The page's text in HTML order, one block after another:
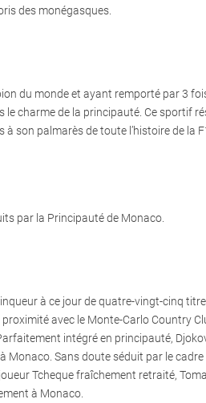
des monégasques.
du monde et ayant remporté par 3
charme de la principauté. Ce sportif
son palmarès de toute l’histoire de la
par la Principauté de Monaco.
à ce jour de quatre-vingt-cinq
avec le Monte-Carlo Country
intégré en principauté,
Monaco. Sans doute séduit par le cadre
Tcheque fraîchement retraité,
à Monaco.